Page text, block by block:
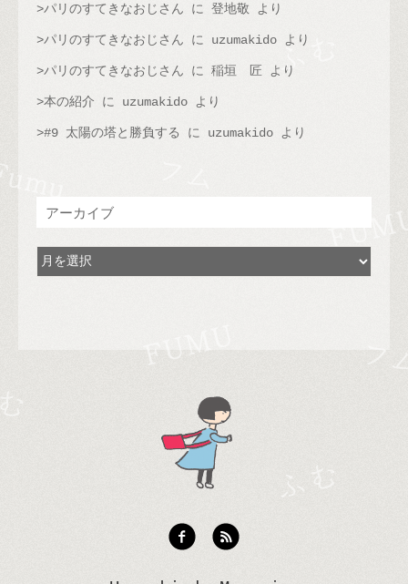
パリのすてきなおじさん に 登地敬 より
パリのすてきなおじさん に uzumakido より
パリのすてきなおじさん に 稲垣 匠 より
本の紹介 に uzumakido より
#9 太陽の塔と勝負する に uzumakido より
アーカイブ